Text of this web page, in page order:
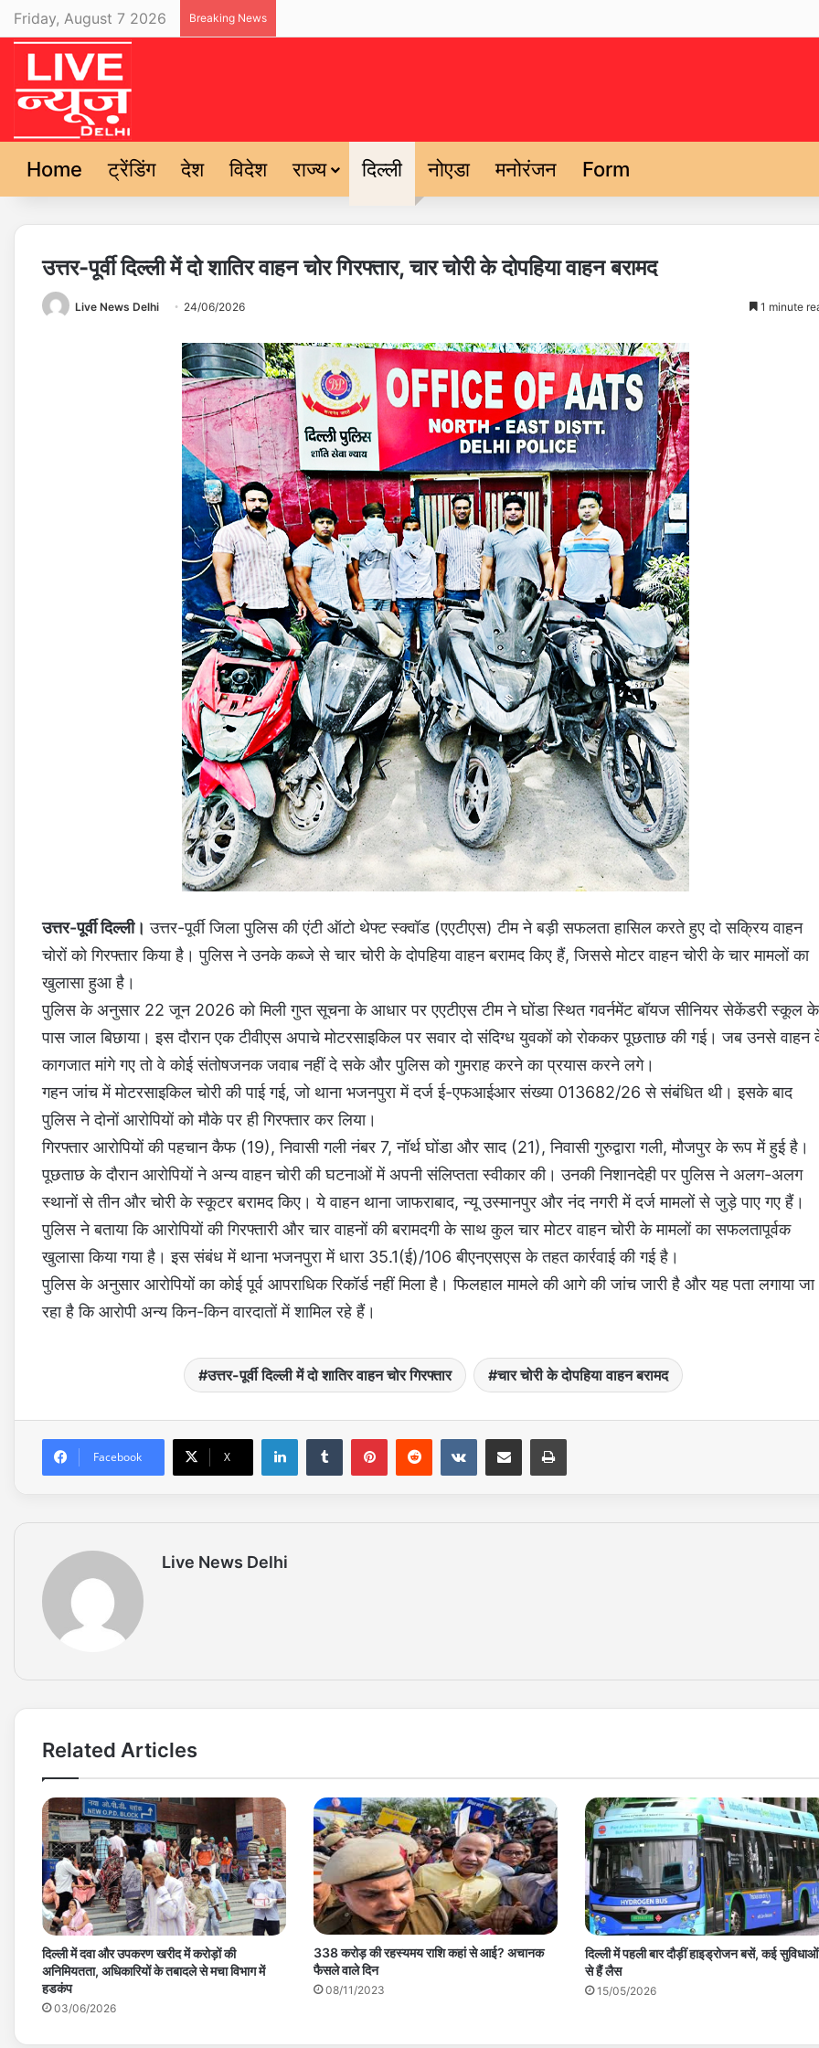
Friday, August 7 2026 Breaking News
Home ट्रेंडिंग देश विदेश राज्य दिल्ली नोएडा मनोरंजन Form
उत्तर-पूर्वी दिल्ली में दो शातिर वाहन चोर गिरफ्तार, चार चोरी के दोपहिया वाहन बरामद
Live News Delhi 24/06/2026 1 minute
उत्तर-पूर्वी दिल्ली। उत्तर-पूर्वी जिला पुलिस की एंटी ऑटो थेफ्ट स्क्वॉड (एएटीएस) टीम ने बड़ी सफलता हासिल करते हुए दो सक्रिय वाहन
चोरों को गिरफ्तार किया है। पुलिस ने उनके कब्जे से चार चोरी के दोपहिया वाहन बरामद किए हैं, जिससे मोटर वाहन चोरी के चार मामलों का
खुलासा हुआ है।
पुलिस के अनुसार 22 जून 2026 को मिली गुप्त सूचना के आधार पर एएटीएस टीम ने घोंडा स्थित गवर्नमेंट बॉयज सीनियर सेकेंडरी स्कूल के
पास जाल बिछाया। इस दौरान एक टीवीएस अपाचे मोटरसाइकिल पर सवार दो संदिग्ध युवकों को रोककर पूछताछ की गई। जब उनसे वाहन
कागजात मांगे गए तो वे कोई संतोषजनक जवाब नहीं दे सके और पुलिस को गुमराह करने का प्रयास करने लगे।
गहन जांच में मोटरसाइकिल चोरी की पाई गई, जो थाना भजनपुरा में दर्ज ई-एफआईआर संख्या 013682/26 से संबंधित थी। इसके बाद
पुलिस ने दोनों आरोपियों को मौके पर ही गिरफ्तार कर लिया।
गिरफ्तार आरोपियों की पहचान कैफ (19), निवासी गली नंबर 7, नॉर्थ घोंडा और साद (21), निवासी गुरुद्वारा गली, मौजपुर के रूप में हुई है।
पूछताछ के दौरान आरोपियों ने अन्य वाहन चोरी की घटनाओं में अपनी संलिप्तता स्वीकार की। उनकी निशानदेही पर पुलिस ने अलग-अलग
स्थानों से तीन और चोरी के स्कूटर बरामद किए। ये वाहन थाना जाफराबाद, न्यू उस्मानपुर और नंद नगरी में दर्ज मामलों से जुड़े पाए गए हैं।
पुलिस ने बताया कि आरोपियों की गिरफ्तारी और चार वाहनों की बरामदगी के साथ कुल चार मोटर वाहन चोरी के मामलों का सफलतापूर्वक
खुलासा किया गया है। इस संबंध में थाना भजनपुरा में धारा 35.1(ई)/106 बीएनएसएस के तहत कार्रवाई की गई है।
पुलिस के अनुसार आरोपियों का कोई पूर्व आपराधिक रिकॉर्ड नहीं मिला है। फिलहाल मामले की आगे की जांच जारी है और यह पता लगाया जा
रहा है कि आरोपी अन्य किन-किन वारदातों में शामिल रहे हैं।
उत्तर-पूर्वी दिल्ली में दो शातिर वाहन चोर गिरफ्तार चार चोरी के दोपहिया वाहन बरामद
Facebook X
Live News Delhi
Related Articles
दिल्ली में दवा और उपकरण खरीद में करोड़ों की
अनिमियतता, अधिकारियों के तबादले से मचा विभाग में
हडकंप
03/06/2026
338 करोड़ की रहस्यमय राशि कहां से आई? अचानक
फैसले वाले दिन
08/11/2023
दिल्ली में पहली बार दौड़ीं हाइड्रोजन बसें, कई सुविधाओं
से हैं लैस
15/05/2026